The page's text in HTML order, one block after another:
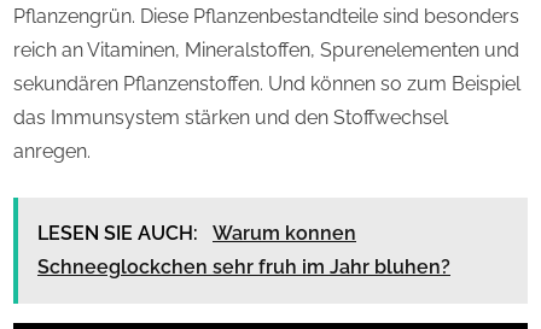
Pflanzengrün. Diese Pflanzenbestandteile sind besonders
reich an Vitaminen, Mineralstoffen, Spurenelementen und
sekundären Pflanzenstoffen. Und können so zum Beispiel
das Immunsystem stärken und den Stoffwechsel
anregen.
LESEN SIE AUCH:
Warum konnen
Schneeglockchen sehr fruh im Jahr bluhen?